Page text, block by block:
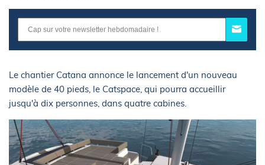
Le chantier Catana annonce le lancement d'un nouveau
modèle de 40 pieds, le Catspace, qui pourra accueillir
jusqu'à dix personnes, dans quatre cabines.